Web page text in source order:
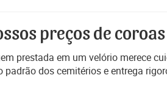
preços de
prestada em um velório merece
padrão dos cemitérios e entrega